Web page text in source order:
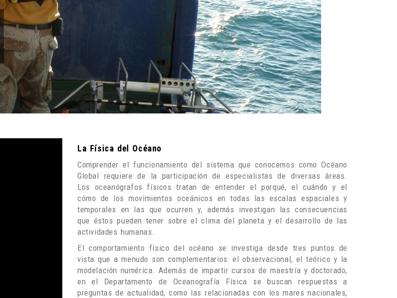
La Física del Océano
Comprender el funcionamiento del sistema que conocemos como Océano
Global requiere de la participación de especialistas de diversas áreas.
Los oceanógrafos físicos tratan de entender el porqué, el cuándo y el
cómo de los movimientos oceánicos en todas las escalas espaciales y
temporales en las que ocurren y, además investigan las consecuencias
que éstos pueden tener sobre el clima del planeta y el desarrollo de las
actividades humanas.
El comportamiento físico del océano se investiga desde tres puntos de
vista que a menudo son complementarios: el observacional, el teórico y la
modelación numérica. Además de impartir cursos de maestría y doctorado,
en el Departamento de Oceanografía Física se buscan respuestas a
preguntas de actualidad, como las relacionadas con los mares nacionales,